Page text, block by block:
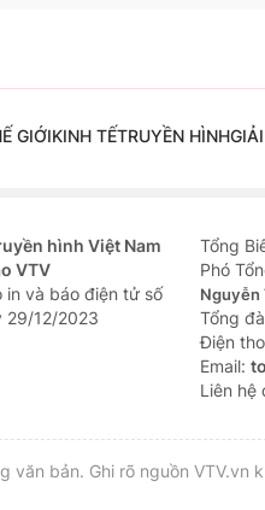
GIỚIKINH TẾTRUYỀN HÌNH
hình Việt Nam
VTV
in và báo điện tử số
29/12/2023
Tổng
Phó
Nguyễn
Tổng
Ðiện
Email:
Liên hệ
bản. Ghi rõ nguồn VTV.vn